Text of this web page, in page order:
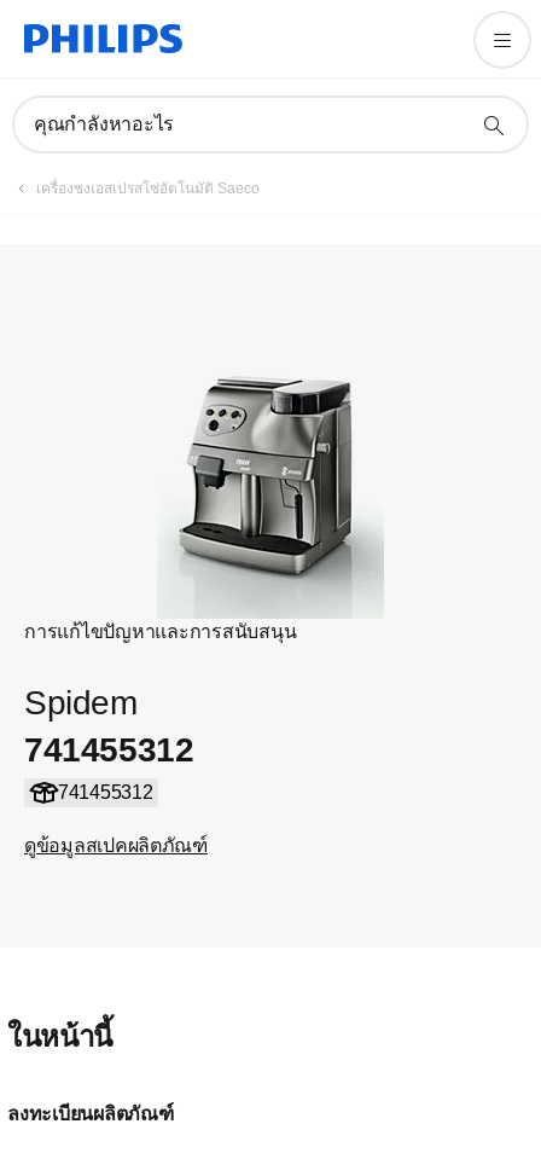
คุณกำลังหาอะไร
เครื่องชงเอสเปรสโซ่อัตโนมัติ Saeco
การแก้ไขปัญหาและการสนับสนุน
Spidem
741455312
741455312
ดูข้อมูลสเปคผลิตภัณฑ์
ในหน้านี้
ลงทะเบียนผลิตภัณฑ์